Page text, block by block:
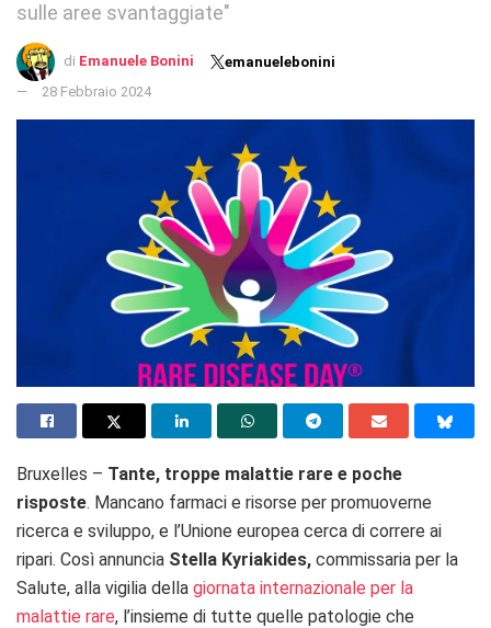
sulle aree svantaggiate"
di Emanuele Bonini
emanuelebonini
28 Febbraio 2024
Bruxelles – Tante, troppe malattie rare e poche
risposte. Mancano farmaci e risorse per promuoverne
ricerca e sviluppo, e l’Unione europea cerca di correre ai
ripari. Così annuncia Stella Kyriakides, commissaria per la
Salute, alla vigilia della giornata internazionale per la
malattie rare, l’insieme di tutte quelle patologie che